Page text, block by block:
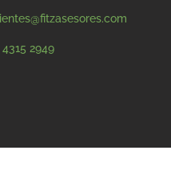
2949